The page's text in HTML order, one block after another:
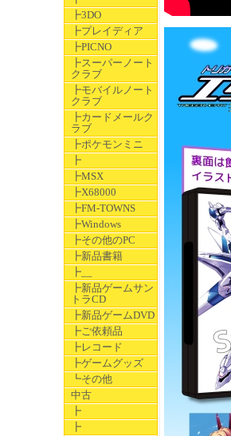
┣3DO
┣プレイディア
┣PICNO
┣スーパーノート
クラブ
┣モバイルノート
クラブ
┣カードメールク
ラブ
┣ポケモンミニ
┣
┣MSX
┣X68000
┣FM-TOWNS
┣Windows
┣その他のPC
┣新品書籍
┣__
┣新品ゲームサン
トラCD
┣新品ゲームDVD
┣ご依頼品
┣レコード
┣ゲームグッズ
┗その他
中古
┣
┣